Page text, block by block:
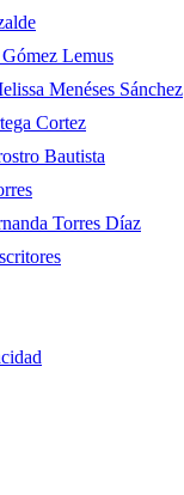
Lemus
Menéses Sánchez
Cortez
Bautista
Torres Díaz